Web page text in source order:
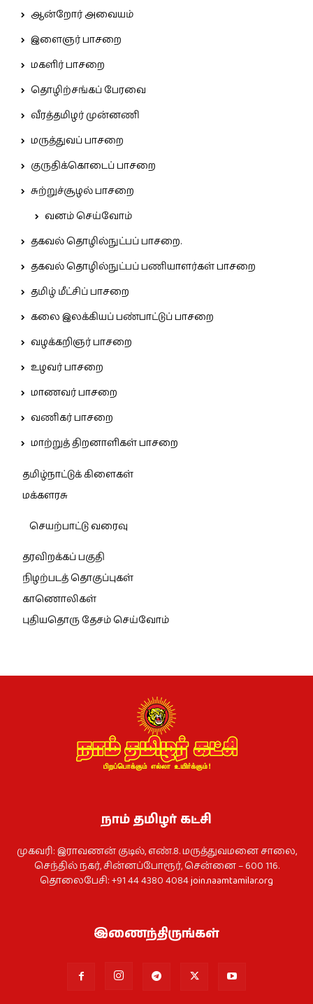
ஆன்றோர் அவையம்
இளைஞர் பாசறை
மகளிர் பாசறை
தொழிற்சங்கப் பேரவை
வீரத்தமிழர் முன்னணி
மருத்துவப் பாசறை
குருதிக்கொடைப் பாசறை
சுற்றுச்சூழல் பாசறை
வனம் செய்வோம்
தகவல் தொழில்நுட்பப் பாசறை.
தகவல் தொழில்நுட்பப் பணியாளர்கள் பாசறை
தமிழ் மீட்சிப் பாசறை
கலை இலக்கியப் பண்பாட்டுப் பாசறை
வழக்கறிஞர் பாசறை
உழவர் பாசறை
மாணவர் பாசறை
வணிகர் பாசறை
மாற்றுத் திறனாளிகள் பாசறை
தமிழ்நாட்டுக் கிளைகள்
மக்களரசு
செயற்பாட்டு வரைவு
தரவிறக்கப் பகுதி
நிழற்படத் தொகுப்புகள்
காணொலிகள்
புதியதொரு தேசம் செய்வோம்
நாம் தமிழர் கட்சி
முகவரி: இராவணன் குடில், எண்.8. மருத்துவமனை சாலை,
செந்தில் நகர், சின்னப்போரூர், சென்னை – 600 116.
தொலைபேசி: +91 44 4380 4084join.naamtamilar.org
இணைந்திருங்கள்